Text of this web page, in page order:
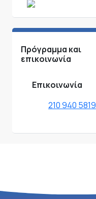
Πρόγραμμα και
επικοινωνία
Επικοινωνία
210 940 5819